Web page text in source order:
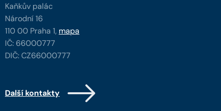
Kaňkův palác
Národní 16
110 00 Praha 1, mapa
IČ: 66000777
DIČ: CZ66000777
Další kontakty